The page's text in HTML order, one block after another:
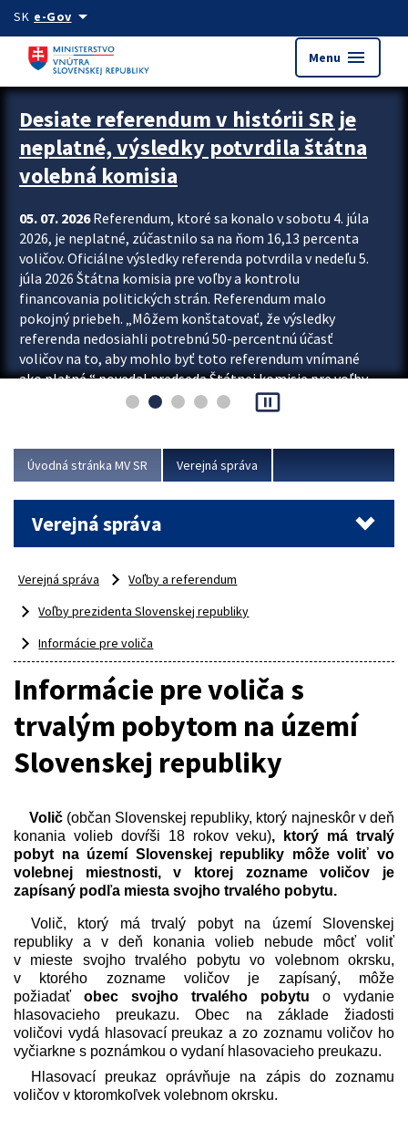
Preskocit na hlavný obsah
SK e-Govarrow_drop_down
Menu menu
Zastavit automatický posun upútavok
Desiate referendum v histórii SR je
neplatné, výsledky potvrdila štátna
volebná komisia
05. 07. 2026Referendum, ktoré sa konalo v sobotu 4. júla
2026, je neplatné, zúčastnilo sa na ňom 16,13 percenta
voličov. Oficiálne výsledky referenda potvrdila v nedeľu 5.
júla 2026 Štátna komisia pre voľby a kontrolu
financovania politických strán. Referendum malo
pokojný priebeh. „Môžem konštatovať, že výsledky
referenda nedosiahli potrebnú 50-percentnú účasť
voličov na to, aby mohlo byť toto referendum vnímané
ako platné,“ povedal predseda Štátnej komisie pre voľby
a kontrolu financovania politických...
pause_presentation
Úvodná stránka MV SR Verejná správa
Verejná správa
Verejná správa
Voľby a referendum
Voľby prezidenta Slovenskej republiky
Informácie pre voliča
Informácie pre voliča s
trvalým pobytom na území
Slovenskej republiky
Volič (občan Slovenskej republiky, ktorý najneskôr v deň
konania volieb dovŕši 18 rokov veku), ktorý má trvalý
pobyt na území Slovenskej republiky môže voliť vo
volebnej miestnosti, v ktorej zozname voličov je
zapísaný podľa miesta svojho trvalého pobytu.
Volič, ktorý má trvalý pobyt na území Slovenskej
republiky a v deň konania volieb nebude môcť voliť
v mieste svojho trvalého pobytu vo volebnom okrsku,
v ktorého zozname voličov je zapísaný, môže
požiadať obec svojho trvalého pobytu o vydanie
hlasovacieho preukazu. Obec na základe žiadosti
voličovi vydá hlasovací preukaz a zo zoznamu voličov ho
vyčiarkne s poznámkou o vydaní hlasovacieho preukazu.
Hlasovací preukaz oprávňuje na zápis do zoznamu
voličov v ktoromkoľvek volebnom okrsku.